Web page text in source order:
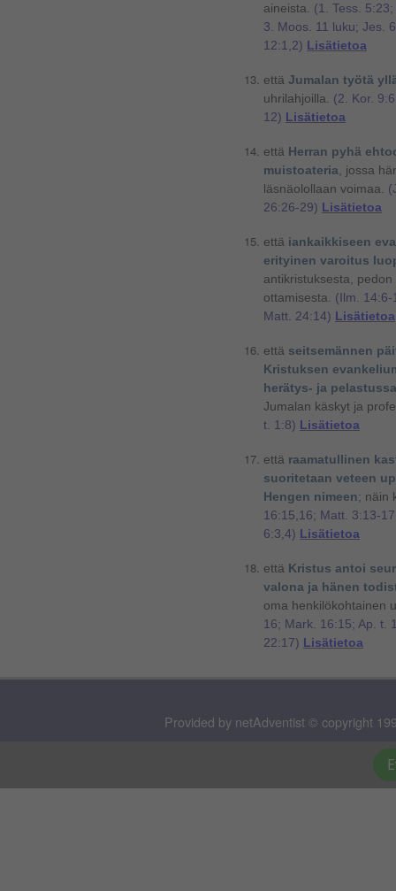
aineista. (1. Tess.
3. Moos. 11 luku; Jes.
12:1,2) Lisätietoa
että Jumalan työtä
uhrilahjoilla.
(2. Kor.
12) Lisätietoa
että Herran pyhä
muistoateria
jossa
läsnäolollaan voimaa.
26:26-29) Lisätietoa
että iankaikkiseen
erityinen varoitus
antikristuksesta,
ottamisesta. (Ilm. 14:6-
Matt. 24:14) Lisätietoa
että seitsemännen
Kristuksen
herätys- ja
Jumalan käskyt ja
t. 1:8) Lisätietoa
että raamatullinen
suoritetaan veteen
Hengen nimeen; näin
16:15,16; Matt. 3:13-
6:3,4) Lisätietoa
että Kristus antoi
valona ja hänen
oma henkilökohtainen
16; Mark. 16:15; Ap. t.
22:17) Lisätietoa
Provided by netAdventist © copyright